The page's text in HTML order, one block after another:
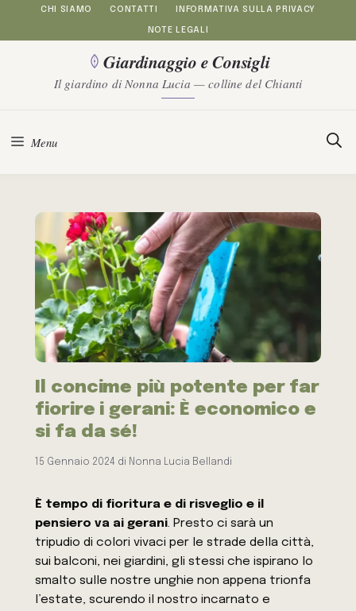
al
contenuto
CHI SIAMO CONTATTI INFORMATIVA SULLA PRIVACY
NOTE LEGALI
Giardinaggio e Consigli
Il giardino di Nonna Lucia — colline del Chianti
Menu
Il concime più potente per far
fiorire i gerani: È economico e
si fa da sé!
15 Gennaio 2024 di Nonna Lucia Bellandi
È tempo di fioritura e di risveglio e il
pensiero va ai gerani. Presto ci sarà un
tripudio di colori vivaci per le strade della città,
sui balconi, nei giardini, gli stessi che ispirano lo
smalto sulle nostre unghie non appena trionfa
l’estate, scurendo il nostro incarnato e